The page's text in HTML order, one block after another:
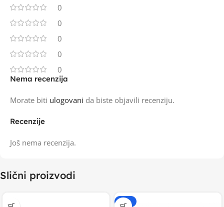
0
0
0
0
0
Recenzije
Još nema recenzija.
Nema recenzija
Morate biti ulogovani da biste objavili recenziju.
Slični proizvodi
-15%